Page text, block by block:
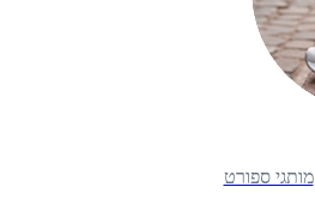
מותגי ספורט